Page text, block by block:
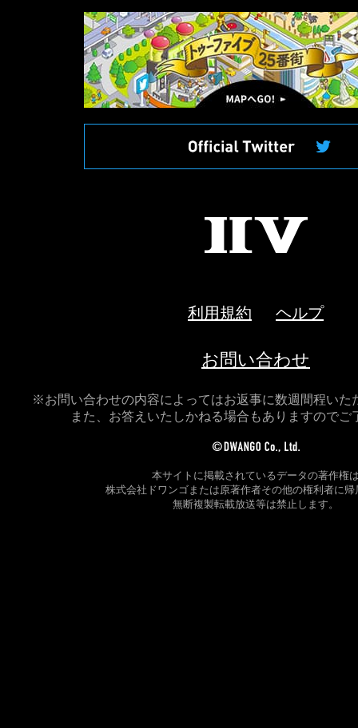
マ
ッ
プ
へ
利用規約 ヘルプ
お問い合わせ
※お問い合わせの内容によってはお返事に数週間程いた
また、お答えいたしかねる場合もありますのでご
本サイトに掲載されているデータの著作権
株式会社ドワンゴまたは原著作者その他の権利者に帰
無断複製転載放送等は禁止します。